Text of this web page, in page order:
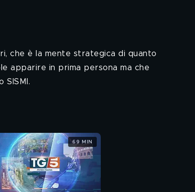
che è la mente strategica di quanto
apparire in prima persona ma che
SISMI.
69 MIN